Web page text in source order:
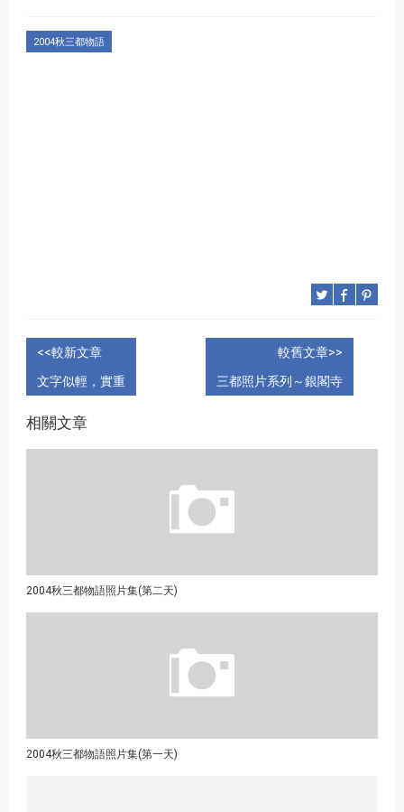
2004秋三都物語
<<較新文章
文字似輕，實重
較舊文章>>
三都照片系列～銀閣寺
相關文章
2004秋三都物語照片集(第二天)
2004秋三都物語照片集(第一天)